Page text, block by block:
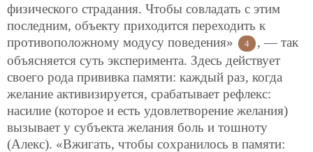
физического страдания. Чтобы совладать с этим
последним, объекту приходится переходить к
противоположному модусу поведения»
4
, — так
объясняется суть эксперимента. Здесь действует
своего рода прививка памяти: каждый раз, когда
желание активизируется, срабатывает рефлекс:
насилие (которое и есть удовлетворение желания)
вызывает у субъекта желания боль и тошноту
(Алекс). «Вжигать, чтобы сохранилось в памяти: